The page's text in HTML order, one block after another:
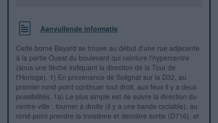
Aanvullende informatie
Cette borne Bayard se trouve au début d'une rue adjacente
à la partie Ouest du boulevard qui ceinture l'hypercentre
(sous une flèche indiquant la direction de la Tour de
l'Horloge). 1) En provenance de Solignat sur la D32, au
premier rond-point continuer tout droit, aux feux il y a deux
possibilités. 1a) Le plus simple est de suivre la direction du
centre-ville : tourner à droite (il y a une bande cyclable), au
rond-point prendre la troisième et dernière sortie (D716), et